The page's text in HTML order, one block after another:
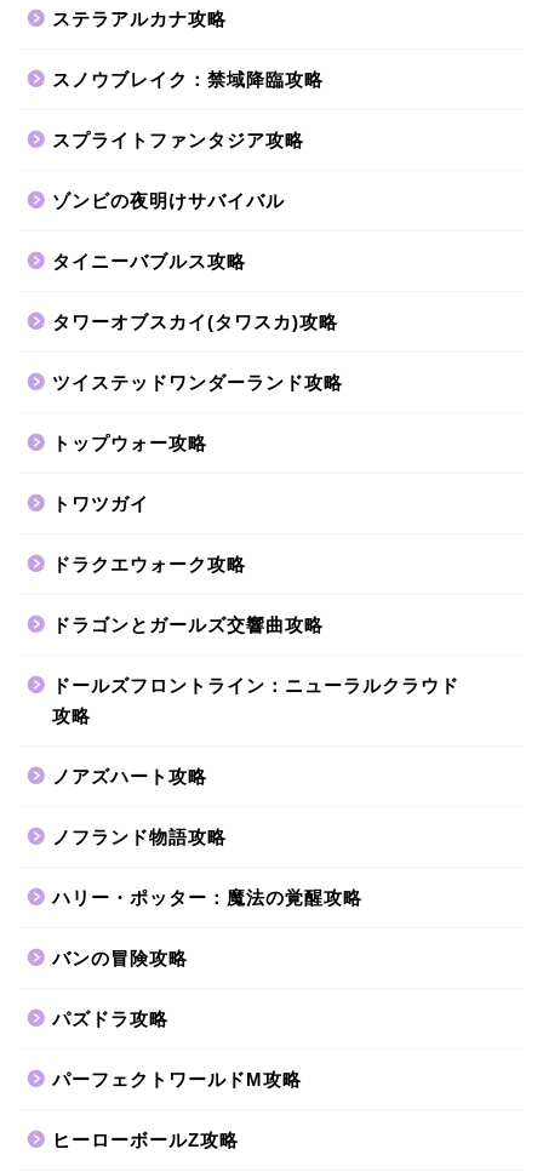
ステラアルカナ攻略
スノウブレイク：禁域降臨攻略
スプライトファンタジア攻略
ゾンビの夜明けサバイバル
タイニーバブルス攻略
タワーオブスカイ(タワスカ)攻略
ツイステッドワンダーランド攻略
トップウォー攻略
トワツガイ
ドラクエウォーク攻略
ドラゴンとガールズ交響曲攻略
ドールズフロントライン：ニューラルクラウド
攻略
ノアズハート攻略
ノフランド物語攻略
ハリー・ポッター：魔法の覚醒攻略
バンの冒険攻略
パズドラ攻略
パーフェクトワールドM攻略
ヒーローボールZ攻略